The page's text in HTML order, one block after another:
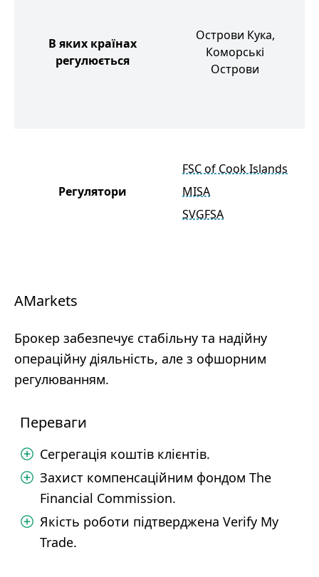
В яких країнах
регулюється
Острови Кука,
Коморські
Острови
Регулятори
FSC of Cook Islands
MISA
SVGFSA
AMarkets
Брокер забезпечує стабільну та надійну
операційну діяльність, але з офшорним
регулюванням.
Переваги
Сегрегація коштів клієнтів.
Захист компенсаційним фондом The
Financial Commission.
Якість роботи підтверджена Verify My
Trade.